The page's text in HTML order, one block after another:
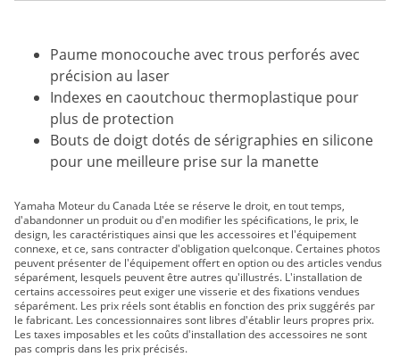
Paume monocouche avec trous perforés avec
précision au laser
Indexes en caoutchouc thermoplastique pour
plus de protection
Bouts de doigt dotés de sérigraphies en silicone
pour une meilleure prise sur la manette
Yamaha Moteur du Canada Ltée se réserve le droit, en tout temps,
d'abandonner un produit ou d'en modifier les spécifications, le prix, le
design, les caractéristiques ainsi que les accessoires et l'équipement
connexe, et ce, sans contracter d'obligation quelconque. Certaines photos
peuvent présenter de l'équipement offert en option ou des articles vendus
séparément, lesquels peuvent être autres qu'illustrés. L'installation de
certains accessoires peut exiger une visserie et des fixations vendues
séparément. Les prix réels sont établis en fonction des prix suggérés par
le fabricant. Les concessionnaires sont libres d'établir leurs propres prix.
Les taxes imposables et les coûts d'installation des accessoires ne sont
pas compris dans les prix précisés.